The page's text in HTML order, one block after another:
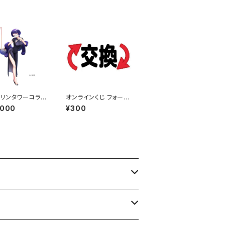
ンタワーコラボ
大パネル グル
オンラインくじ フォーナ
イン賞品交換証明書
¥300